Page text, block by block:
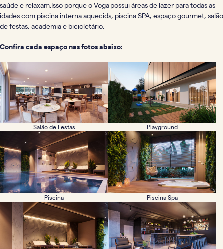
saúde e relaxam.Isso porque o Voga possui áreas de lazer para todas as
idades com piscina interna aquecida, piscina SPA, espaço gourmet, salão
de festas, academia e bicicletário.
Confira cada espaço nas fotos abaixo:
Salão de Festas Playground
Piscina Piscina Spa